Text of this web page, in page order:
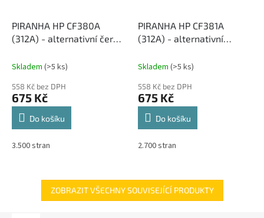
PIRANHA HP CF380A
(312A) - alternativní černý
Skladem (>5 ks)
558 Kč bez DPH
675 Kč
Do košíku
3.500 stran
PIRANHA HP CF381A
(312A) - alternativní
Skladem (>5 ks)
558 Kč bez DPH
675 Kč
Do košíku
2.700 stran
ZOBRAZIT VŠECHNY SOUVISEJÍCÍ PRODUKTY